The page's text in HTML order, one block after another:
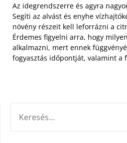
Az idegrendszerre és agyra
Segíti az alvást és enyhe
növény részeit kell leforrázni a
Érdemes figyelni arra, hogy
alkalmazni, mert ennek
fogyasztás időpontját, valamint a